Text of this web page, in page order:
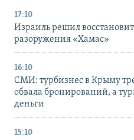
17:10
Израиль решил
разоружения «Хамас»
16:10
СМИ: турбизнес в Крыму
обвала бронирований, а
деньги
15:10